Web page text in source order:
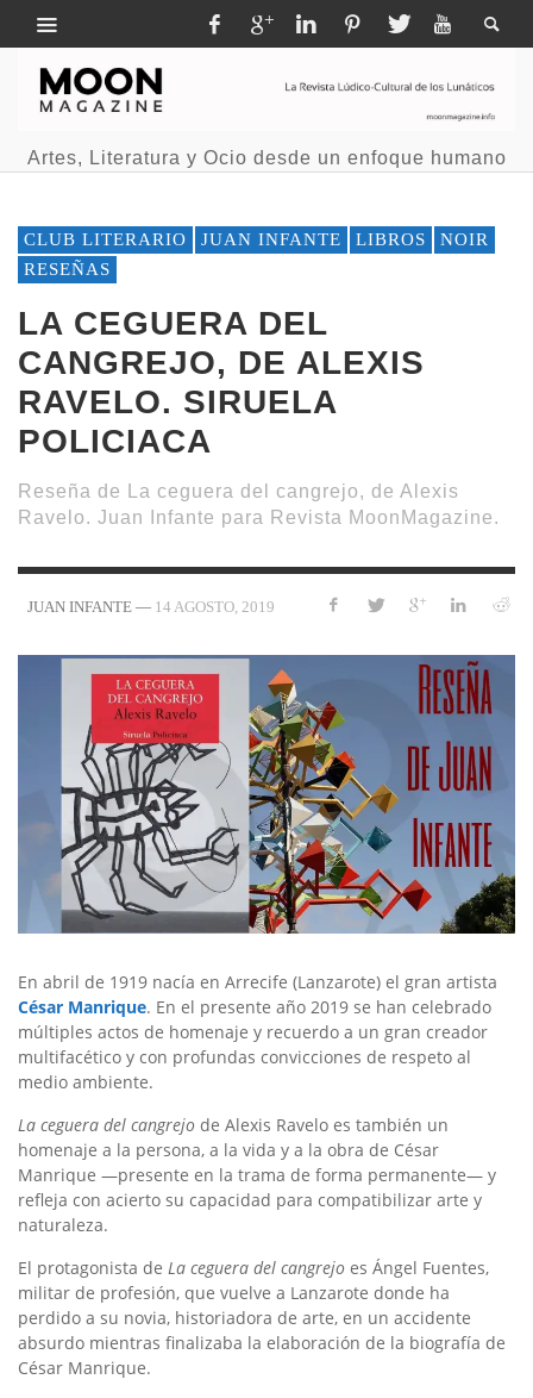
Artes, Literatura y Ocio desde un enfoque humano
CLUB LITERARIO JUAN INFANTE LIBROS
NOIR
RESEÑAS
LA CEGUERA DEL
CANGREJO, DE ALEXIS
RAVELO. SIRUELA
POLICIACA
Reseña de La ceguera del cangrejo, de Alexis
Ravelo. Juan Infante para Revista MoonMagazine.
JUAN INFANTE — 14 AGOSTO, 2019
En abril de 1919 nacía en Arrecife (Lanzarote) el gran artista
César Manrique. En el presente año 2019 se han celebrado
múltiples actos de homenaje y recuerdo a un gran creador
multifacético y con profundas convicciones de respeto al
medio ambiente.
La ceguera del cangrejo de Alexis Ravelo es también un
homenaje a la persona, a la vida y a la obra de César
Manrique —presente en la trama de forma permanente— y
refleja con acierto su capacidad para compatibilizar arte y
naturaleza.
El protagonista de La ceguera del cangrejo es Ángel Fuentes,
militar de profesión, que vuelve a Lanzarote donde ha
perdido a su novia, historiadora de arte, en un accidente
absurdo mientras finalizaba la elaboración de la biografía de
César Manrique.